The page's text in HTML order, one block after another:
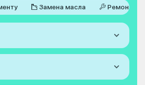
Замена масла Ремонт